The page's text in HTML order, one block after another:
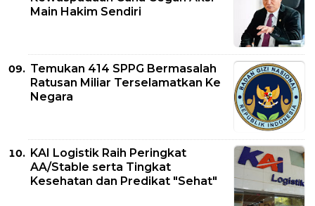
Main Hakim Sendiri
Temukan 414 SPPG Bermasalah
Ratusan Miliar Terselamatkan Ke
Negara
KAI Logistik Raih Peringkat
AA/Stable serta Tingkat
Kesehatan dan Predikat "Sehat"